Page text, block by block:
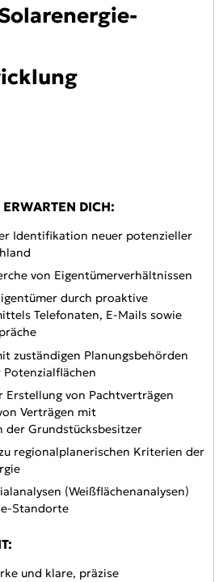
DICH:
Identifikation neuer potenzieller
von Eigentümerverhältnissen
durch proaktive
Telefonaten, E-Mails sowie
zuständigen Planungsbehörden
Erstellung von Pachtverträgen
Verträgen mit
der Grundstücksbesitzer
regionalplanerischen Kriterien der
(Weißflächenanalysen)
Standorte
und klare, präzise